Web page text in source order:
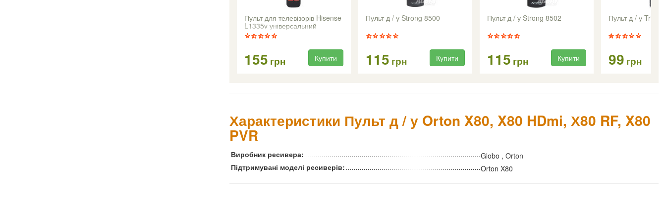
Пульт для телевізорів Hisense
L1335v універсальний
155 грн Купити
Пульт д / у Strong 8500
115 грн Купити
Пульт д / у Strong 8502
115 грн Купити
Пульт д / у
99 грн
Характеристики Пульт д / у Orton X80, X80 HDmi, Х80 RF, X80
PVR
Виробник ресивера:
Globo , Orton
Підтримувані моделі ресиверів:
Orton X80